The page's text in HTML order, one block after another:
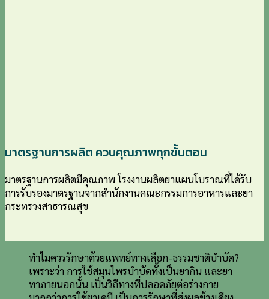
มาตรฐานการผลิต ควบคุณภาพทุกขั้นตอน
มาตรฐานการผลิตมีคุณภาพ โรงงานผลิตยาแผนโบราณที่ได้รับ
การรับรองมาตรฐานจากสำนักงานคณะกรรมการอาหารและยา
กระทรวงสาธารณสุข
ทำไมควรรักษาด้วยแพทย์ทางเลือก-ธรรมชาติบำบัด?
เพราะว่า การใช้สมุนไพรบำบัดทั้งเป็นยากิน และยา
ทาภายนอกนั้น เป็นวิถีทางที่ปลอดภัยต่อร่างกาย